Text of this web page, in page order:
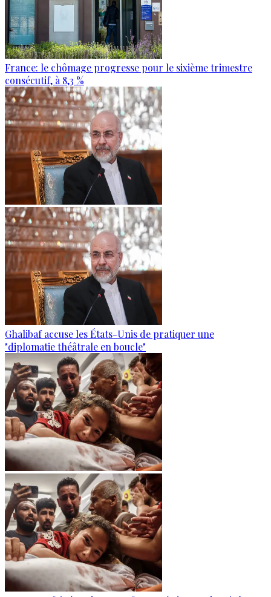
France: le chômage progresse pour le sixième trimestre
consécutif, à 8,3 %
Ghalibaf accuse les États-Unis de pratiquer une
"diplomatie théâtrale en boucle"